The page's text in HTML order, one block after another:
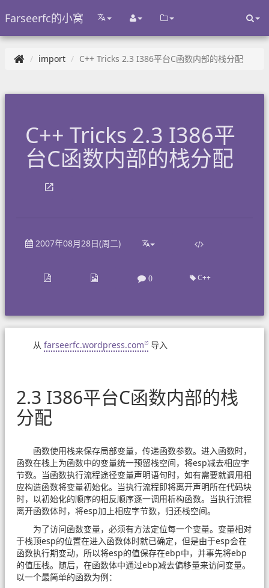
Farseerfc的小窝
import C++ Tricks 2.3 I386平台C函数内部的栈分配
C++ Tricks 2.3 I386平
台C函数内部的栈分配
2007年08月28日(周二)
0 C++
从 farseerfc.wordpress.com 导入
2.3 I386平台C函数内部的栈
分配
函数使用栈来保存局部变量，传递函数参数。进入函数时，
函数在栈上为函数中的变量统一预留栈空间，将esp减去相应字
节数。当函数执行流程途径变量声明语句时，如有需要就调用相
应构造函数将变量初始化。当执行流程即将离开声明所在代码块
时，以初始化的顺序的相反顺序逐一调用析构函数。当执行流程
离开函数体时，将esp加上相应字节数，归还栈空间。
为了访问函数变量，必须有方法定位每一个变量。变量相对
于栈顶esp的位置在进入函数体时就已确定，但是由于esp会在
函数执行期变动，所以将esp的值保存在ebp中，并事先将ebp
的值压栈。随后，在函数体中通过ebp减去偏移量来访问变量。
以一个最简单的函数为例：